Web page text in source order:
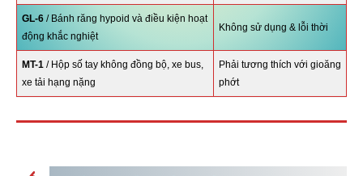
GL-6 / Bánh răng hypoid và điều kiện hoạt
động khắc nghiệt
Không sử dụng & lỗi thời
MT-1 / Hộp số tay không đồng bộ, xe bus,
xe tải hạng nặng
Phải tương thích với gioăng
phớt